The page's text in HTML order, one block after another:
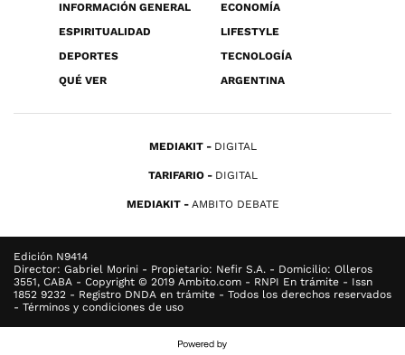
INFORMACIÓN GENERAL
ECONOMÍA
ESPIRITUALIDAD
LIFESTYLE
DEPORTES
TECNOLOGÍA
QUÉ VER
ARGENTINA
MEDIAKIT DIGITAL
TARIFARIO DIGITAL
MEDIAKIT AMBITO DEBATE
Edición N9414
Director: Gabriel Morini - Propietario: Nefir S.A. - Domicilio: Olleros
3551, CABA - Copyright © 2019 Ambito.com - RNPI En trámite - Issn
1852 9232 - Registro DNDA en trámite - Todos los derechos reservados
- Términos y condiciones de uso